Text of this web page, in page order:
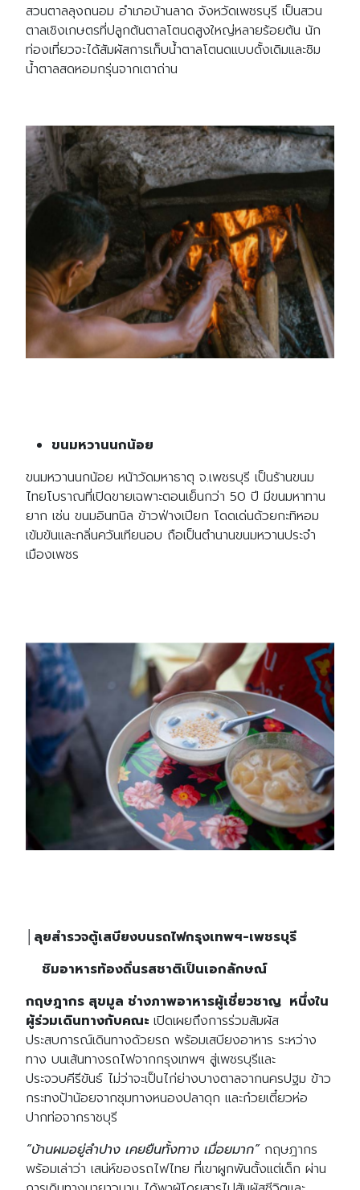
สวนตาลลุงถนอม อำเภอบ้านลาด จังหวัดเพชรบุรี เป็นสวน
ตาลเชิงเกษตรที่ปลูกต้นตาลโตนดสูงใหญ่หลายร้อยต้น นัก
ท่องเที่ยวจะได้สัมผัสการเก็บน้ำตาลโตนดแบบดั้งเดิมและชิม
น้ำตาลสดหอมกรุ่นจากเตาถ่าน
ขนมหวานนกน้อย
ขนมหวานนกน้อย หน้าวัดมหาธาตุ จ.เพชรบุรี เป็นร้านขนม
ไทยโบราณที่เปิดขายเฉพาะตอนเย็นกว่า 50 ปี มีขนมหาทาน
ยาก เช่น ขนมอินทนิล ข้าวฟ่างเปียก โดดเด่นด้วยกะทิหอม
เข้มข้นและกลิ่นควันเทียนอบ ถือเป็นตำนานขนมหวานประจำ
เมืองเพชร
│ลุยสำรวจตู้เสบียงบนรถไฟกรุงเทพฯ-เพชรบุรี
ชิมอาหารท้องถิ่นรสชาติเป็นเอกลักษณ์
กฤษฎากร สุขมูล ช่างภาพอาหารผู้เชี่ยวชาญ หนึ่งใน
ผู้ร่วมเดินทางกับคณะ เปิดเผยถึงการร่วมสัมผัส
ประสบการณ์เดินทางด้วยรถ พร้อมเสบียงอาหาร ระหว่าง
ทาง บนเส้นทางรถไฟจากกรุงเทพฯ สู่เพชรบุรีและ
ประจวบคีรีขันธ์ ไม่ว่าจะเป็นไก่ย่างบางตาลจากนครปฐม ข้าว
กระทงป้าน้อยจากชุมทางหนองปลาดุก และก๋วยเตี๋ยวห่อ
ปากท่อจากราชบุรี
“บ้านผมอยู่ลำปาง เคยยืนทั้งทาง เมื่อยมาก” กฤษฎากร
พร้อมเล่าว่า เสน่ห์ของรถไฟไทย ที่เขาผูกพันตั้งแต่เด็ก ผ่าน